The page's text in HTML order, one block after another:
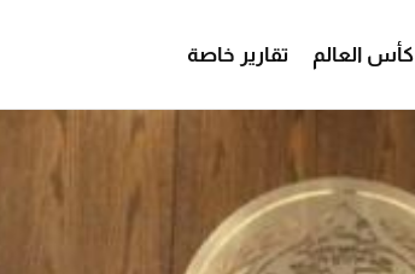
كأس العالم تقارير خاصة